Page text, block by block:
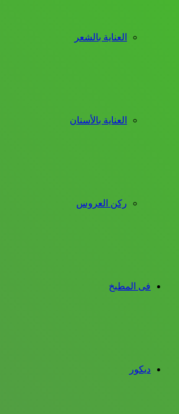
العناية بالشعر
العناية بالأسنان
ركن العروس
فى المطبخ
ديكور